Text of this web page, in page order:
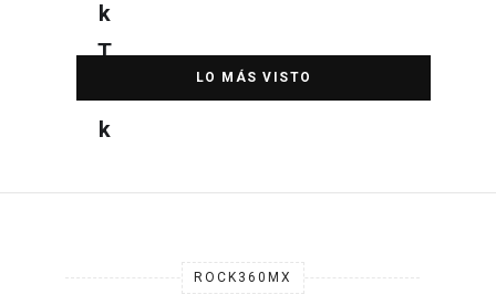
DESTACADA
ROCK360MX